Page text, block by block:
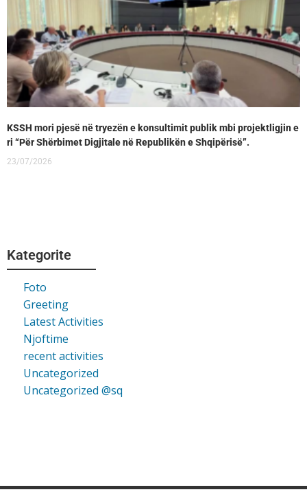
KSSH mori pjesë në tryezën e konsultimit publik mbi projektligjin e
ri “Për Shërbimet Digjitale në Republikën e Shqipërisë”.
23/07/2026
Kategorite
Foto
Greeting
Latest Activities
Njoftime
recent activities
Uncategorized
Uncategorized @sq